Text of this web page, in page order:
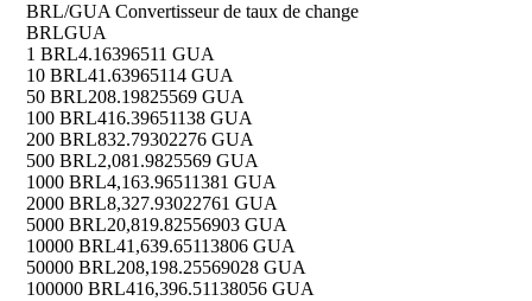
BRL/GUA Convertisseur de taux de change
BRLGUA
1 BRL4.16396511 GUA
10 BRL41.63965114 GUA
50 BRL208.19825569 GUA
100 BRL416.39651138 GUA
200 BRL832.79302276 GUA
500 BRL2,081.9825569 GUA
1000 BRL4,163.96511381 GUA
2000 BRL8,327.93022761 GUA
5000 BRL20,819.82556903 GUA
10000 BRL41,639.65113806 GUA
50000 BRL208,198.25569028 GUA
100000 BRL416,396.51138056 GUA